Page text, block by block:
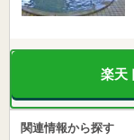
楽天
関連情報から探す